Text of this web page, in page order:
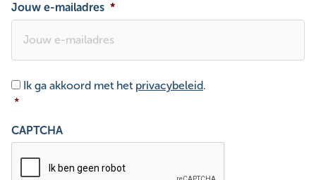
Jouw e-mailadres *
Toestemming *
Ik ga akkoord met het privacybeleid.
*
CAPTCHA